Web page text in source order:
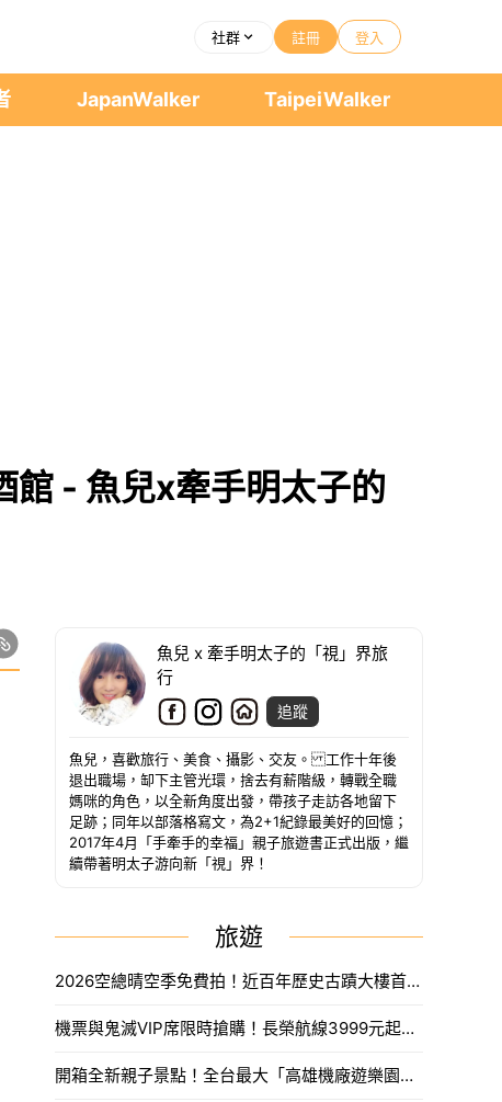
社群 註冊 登入
JapanWalker TaipeiWalker
館 - 魚兒x牽手明太子的
魚兒 x 牽手明太子的「視」界旅
行
追蹤
魚兒，喜歡旅行、美食、攝影、交友。 工作十年後
退出職場，缷下主管光環，捨去有薪階級，轉戰全職
媽咪的角色，以全新角度出發，帶孩子走訪各地留下
足跡；同年以部落格寫文，為2+1紀錄最美好的回憶；
2017年4月「手牽手的幸福」親子旅遊書正式出版，繼
續帶著明太子游向新「視」界！
旅遊
2026空總晴空季免費拍！近百年歷史古蹟大樓首度開放，沈浸式光影藝術、星空劇場。
機票與鬼滅VIP席限時搶購！長榮航線3999元起，中信兄弟主題套票8月7日開賣攻略。
開箱全新親子景點！全台最大「高雄機廠遊樂園區」8/8開幕，攀岩場、戲水區30項設施免費玩。